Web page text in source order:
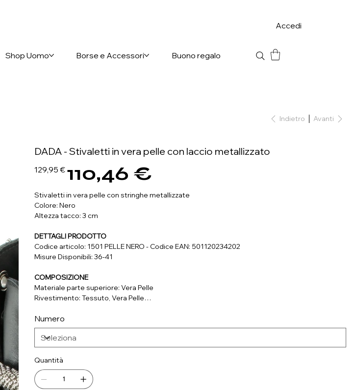
Shop Uomo Borse e Accessori Buono regalo
Accedi
Indietro Avanti
DADA - Stivaletti in vera pelle con laccio metallizzato
Prezzo
originale
129,95 € scontato
110,46 €
Stivaletti in vera pelle con stringhe metallizzate
Colore: Nero
Altezza tacco: 3 cm
DETTAGLI PRODOTTO
Codice articolo: 1501 PELLE NERO - Codice EAN: 501120234202
Misure Disponibili: 36-41
COMPOSIZIONE
Materiale parte superiore: Vera Pelle
Rivestimento: Tessuto, Vera Pelle
Suola: Materiale Sintetico
Numero
Quantità